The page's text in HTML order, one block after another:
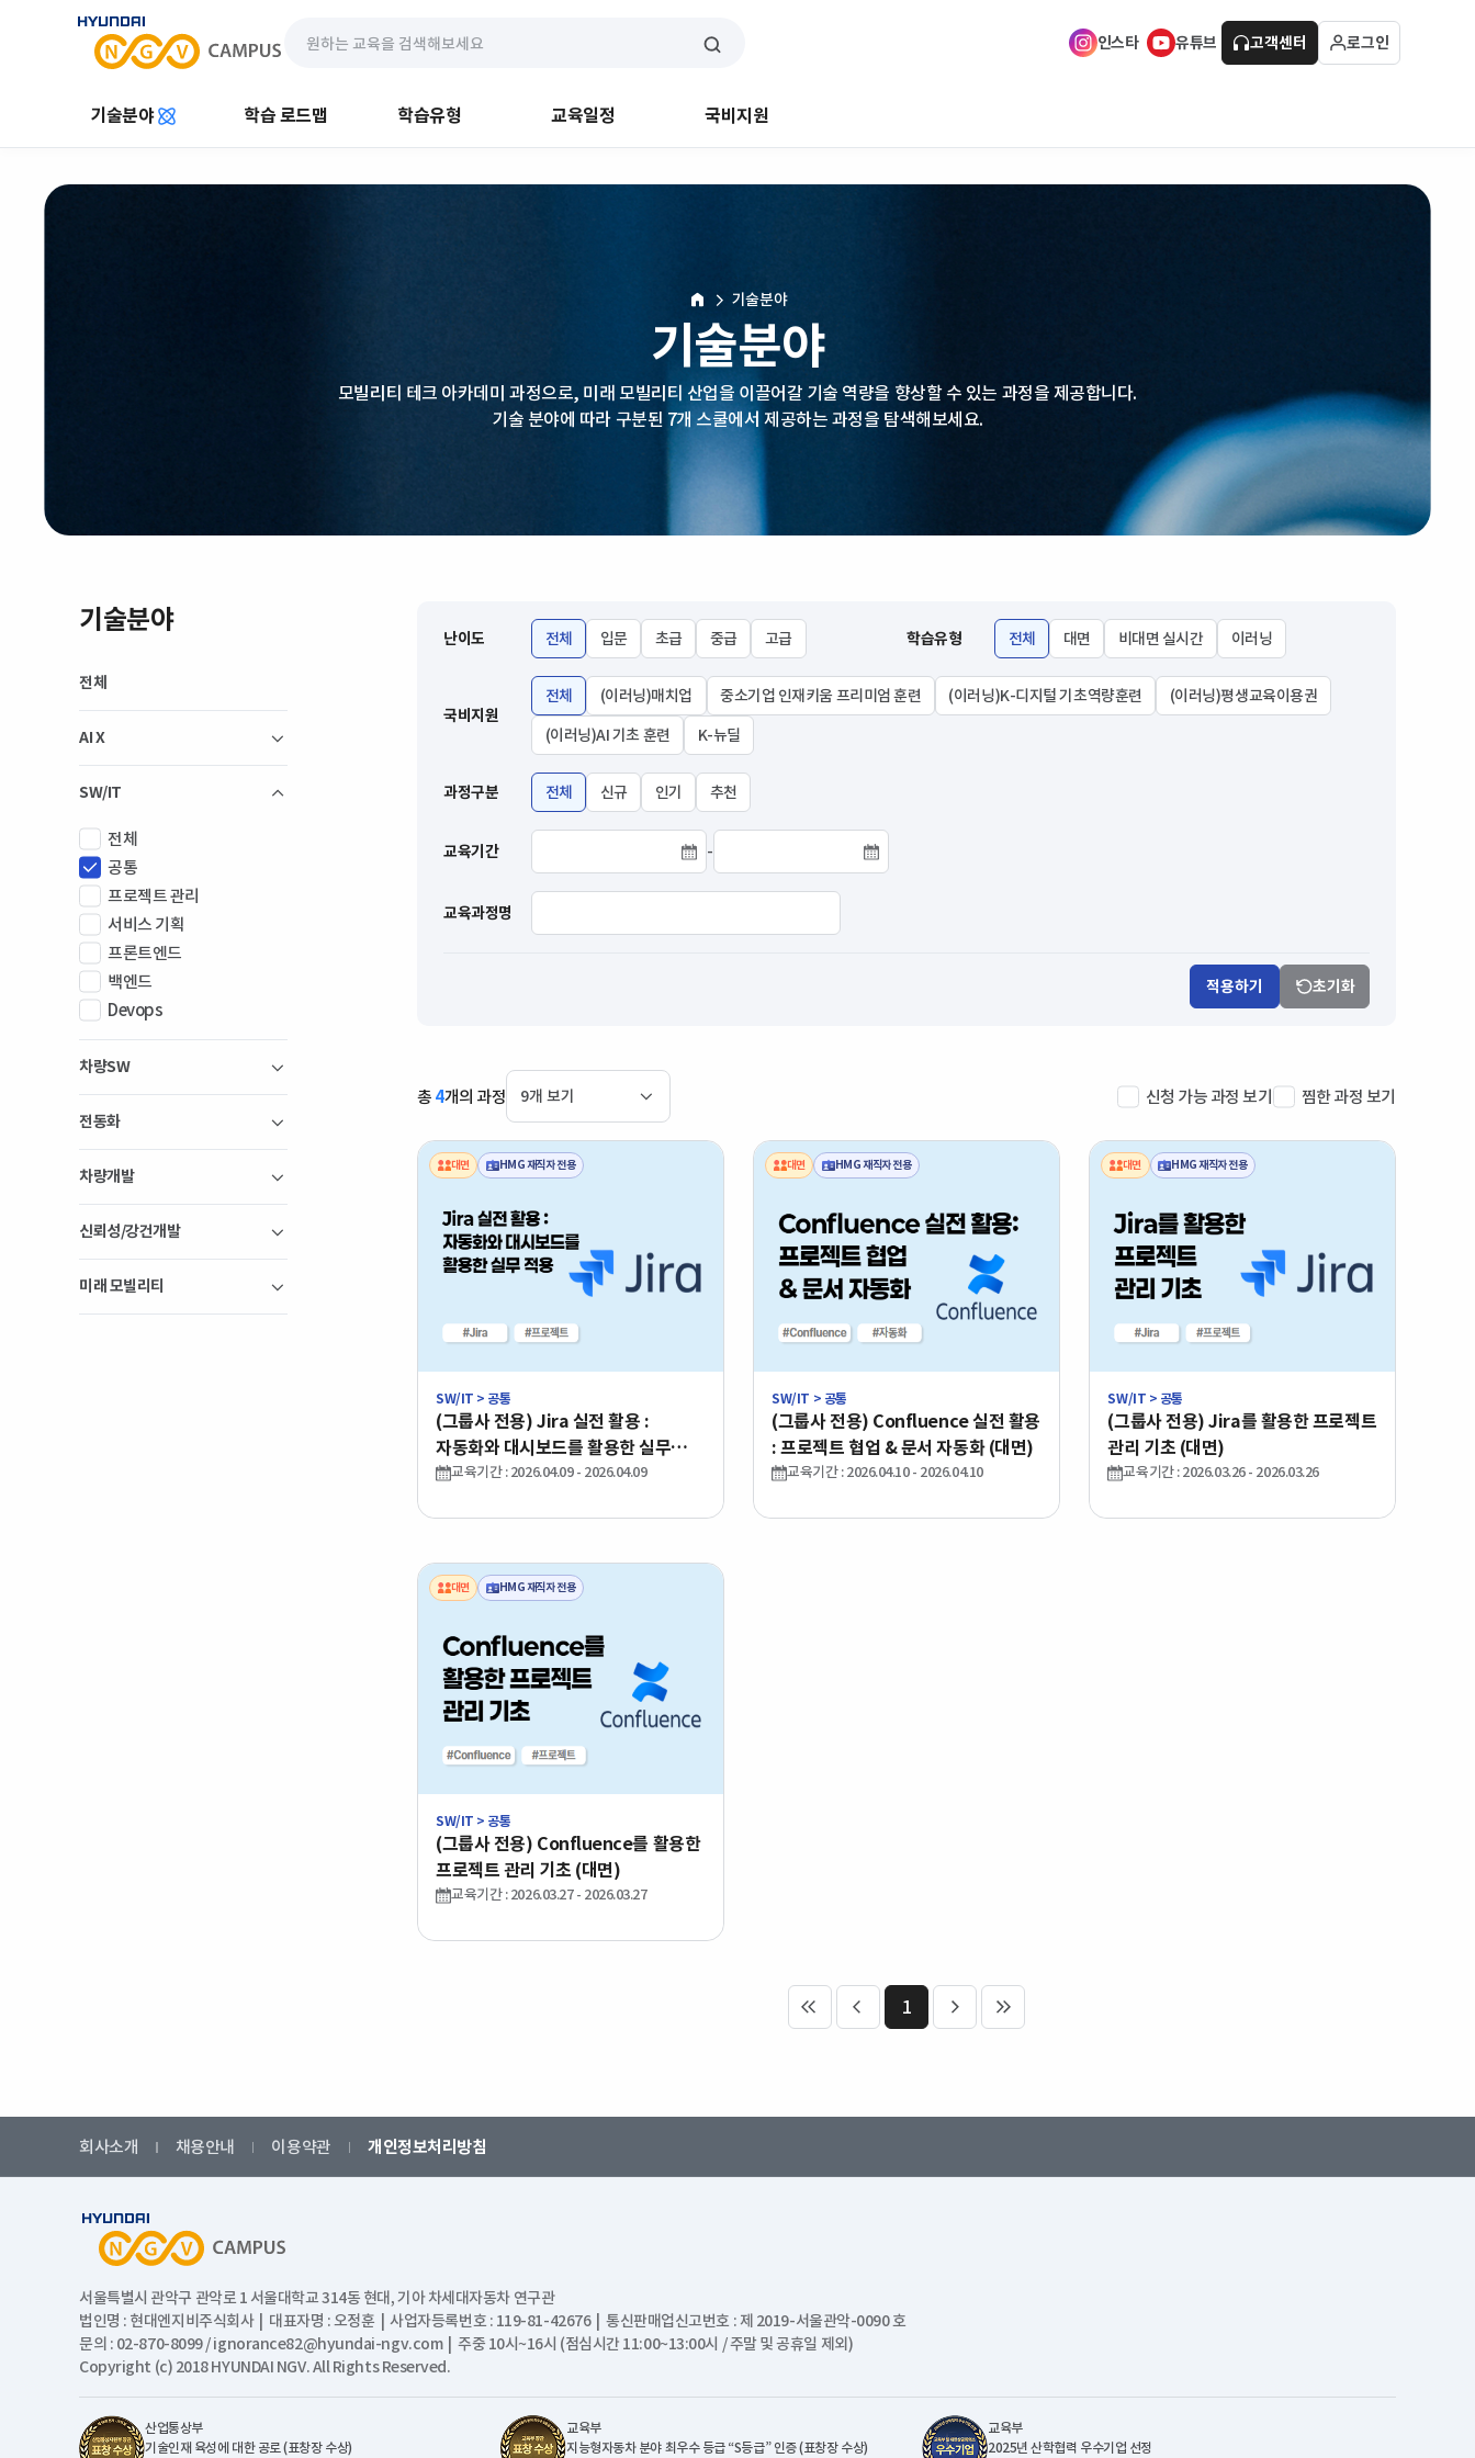
인스타 유튜브 고객센터 로그인
기술분야 학습 로드맵 학습유형 교육일정 국비지원
HOME 기술분야
기술분야
모빌리티 테크 아카데미 과정으로, 미래 모빌리티 산업을 이끌어갈 기술 역량을 향상할 수 있는 과정을 제공합니다.
기술 분야에 따라 구분된 7개 스쿨에서 제공하는 과정을 탐색해보세요.
기술분야
전체
AI X
SW/IT
전체
공통
프로젝트 관리
서비스 기획
프론트엔드
백엔드
Devops
차량SW
전동화
차량개발
신뢰성/강건개발
미래 모빌리티
난이도 전체 입문 초급 중급 고급 학습유형 전체 대면 비대면 실시간 이러닝
국비지원
전체 (이러닝)매치업 중소기업 인재키움 프리미엄 훈련 (이러닝)K-디지털 기초역량훈련
(이러닝)평생교육이용권
(이러닝)AI 기초 훈련
K-뉴딜
과정구분 전체 신규 인기 추천
교육기간 -
교육과정명
적용하기 초기화
총 4개의 과정 신청 가능 과정 보기 찜한 과정 보기
대면 HMG 재직자 전용
난이도
학습유형 대면
기술분야 공통
국비지원 (0건)
SW/IT > 공통
(그룹사 전용) Jira 실전 활용 :
자동화와 대시보드를 활용한 실무
적용 (대면)
교육기간 : 2026.04.09 - 2026.04.09
대면 HMG 재직자 전용
난이도
학습유형 대면
기술분야
공통
국비지원 (0건)
SW/IT > 공통
(그룹사 전용) Confluence 실전 활용
: 프로젝트 협업 & 문서 자동화 (대면)
교육기간 : 2026.04.10 - 2026.04.10
대면 HMG 재직자 전용
난이도
학습유형 대면
기술분야
공통
국비지원 (0건)
SW/IT > 공통
(그룹사 전용) Jira를 활용한 프로젝트
관리 기초 (대면)
교육기간 : 2026.03.26 - 2026.03.26
대면 HMG 재직자 전용
난이도
학습유형 대면
기술분야 공통
국비지원 (0건)
SW/IT > 공통
(그룹사 전용) Confluence를 활용한
프로젝트 관리 기초 (대면)
교육기간 : 2026.03.27 - 2026.03.27
처음 페이지이전 페이지
1
다음 페이지마지막 페이지
회사소개 채용안내 이용약관 개인정보처리방침
서울특별시 관악구 관악로 1 서울대학교 314동 현대, 기아 차세대자동차 연구관
법인명 : 현대엔지비주식회사 | 대표자명 : 오정훈 | 사업자등록번호 : 119-81-42676 | 통신판매업신고번호 : 제 2019-서울관악-0090 호
문의 : 02-870-8099 / ignorance82@hyundai-ngv.com | 주중 10시~16시 (점심시간 11:00~13:00시 / 주말 및 공휴일 제외)
Copyright (c) 2018 HYUNDAI NGV. All Rights Reserved.
산업통상부
기술인재 육성에 대한 공로 (표창장 수상)
교육부
지능형자동차 분야 최우수 등급 “S등급” 인증 (표창장 수상)
교육부
2025년 산학협력 우수기업 선정